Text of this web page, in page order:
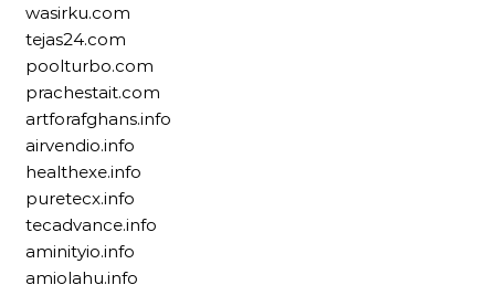
wasirku.com
tejas24.com
poolturbo.com
prachestait.com
artforafghans.info
airvendio.info
healthexe.info
puretecx.info
tecadvance.info
aminityio.info
amiolahu.info